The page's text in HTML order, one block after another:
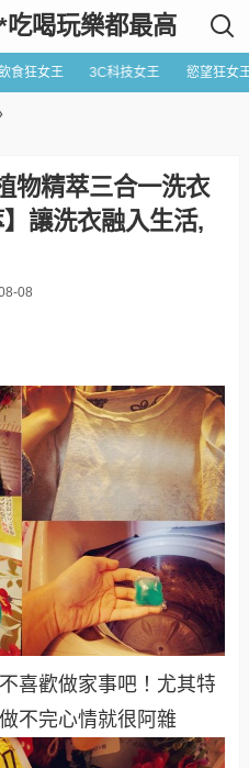
喝玩樂都最高
食狂女王 3C科技女王 慾望狂女
物精萃三合一洗衣
讓洗衣融入生活,
08
喜歡做家事吧！尤其特
不完心情就很阿雜